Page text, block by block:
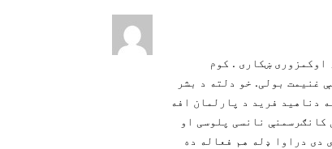
اوکمزوری ښکاری . کوم
غنیمت بولی. خو دلته د بشر
دناهید فرید د پارلمان افه
نانسی پلوسی او
دی دراوا ډله هم فعاله ده